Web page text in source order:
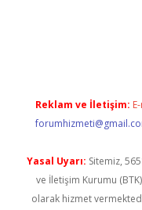
Reklam ve İletişim:
Yasal Uyarı: Sitemiz,
ve İletişim Kurumu
olarak hizmet